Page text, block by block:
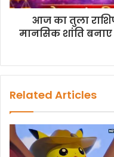
आज का तुला
मानसिक शांति बनाए
Related Articles